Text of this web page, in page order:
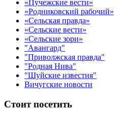
«Пучежские вести»
«Родниковский рабочий»
«Сельская правда»
«Сельские вести»
«Сельские зори»
"Авангард"
"Приволжская правда"
"Родная Нива"
"Шуйские известия"
Вичугские новости
Стоит посетить